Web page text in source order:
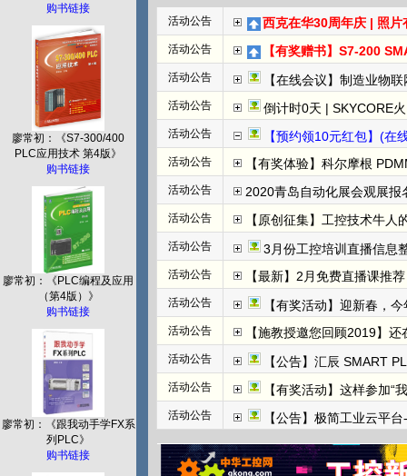
购书链接
廖常初：《S7-300/400
PLC应用技术 第4版》
购书链接
廖常初：《PLC编程及应用
（第4版）》
购书链接
廖常初：《跟我动手学FX系
列PLC》
购书链接
活动公告 西克在华30周年庆 | 照片
活动公告 【有奖赠书】S7-200 SMART
活动公告 【在线会议】制造业物
活动公告 倒计时0天 | SKYCORE火山湖超级工厂全
活动公告 【预约领10元红包】(在线直播)福
活动公告 【有奖体验】科尔摩根
活动公告 2020青岛自动化展会观展报名
活动公告 【原创征集】工控技术牛
活动公告 3月份工控培训直播信息整
活动公告 【最新】2月免费直播课推
活动公告 【有奖活动】迎新春，
活动公告 【施教授邀您回顾2019】
活动公告 【公告】汇辰 SMART
活动公告 【有奖活动】这样参加“
活动公告 【公告】极简工业云平台-